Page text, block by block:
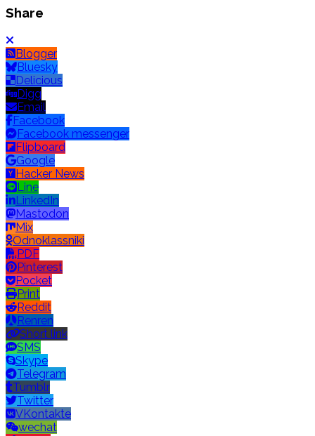
Share
Blogger
Bluesky
Delicious
Digg
Email
Facebook
Facebook messenger
Flipboard
Google
Hacker News
Line
LinkedIn
Mastodon
Mix
Odnoklassniki
PDF
Pinterest
Pocket
Print
Reddit
Renren
Short link
SMS
Skype
Telegram
Tumblr
Twitter
VKontakte
wechat